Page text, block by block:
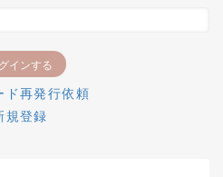
ド再発行依頼
規登録